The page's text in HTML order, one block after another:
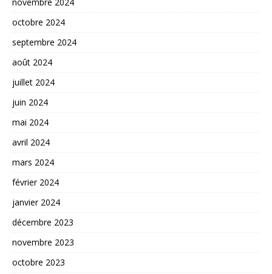
novembre 2024
octobre 2024
septembre 2024
août 2024
juillet 2024
juin 2024
mai 2024
avril 2024
mars 2024
février 2024
janvier 2024
décembre 2023
novembre 2023
octobre 2023